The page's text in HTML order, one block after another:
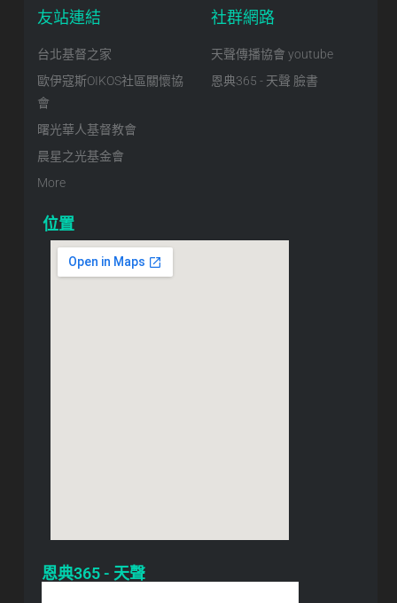
友站連結
台北基督之家
歐伊寇斯OIKOS社區關懷協
會
曙光華人基督教會
晨星之光基金會
More
社群網路
天聲傳播協會 youtube
恩典365 - 天聲 臉書
位置
恩典365 - 天聲